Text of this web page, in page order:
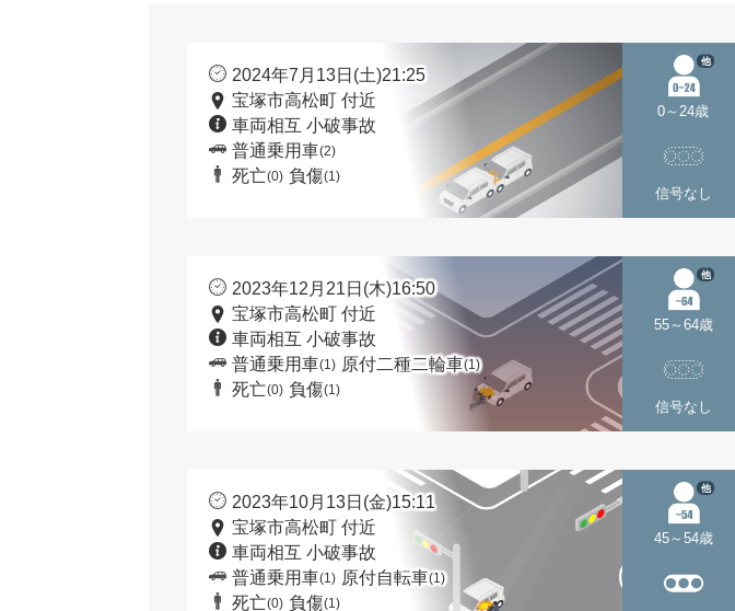
2024年7月13日(土)21:25
宝塚市高松町 付近
車両相互 小破事故
普通乗用車(2)
死亡(0) 負傷(1)
0～24歳
他
信号なし
2023年12月21日(木)16:50
宝塚市高松町 付近
車両相互 小破事故
普通乗用車(1) 原付二種二輪車(1)
死亡(0) 負傷(1)
55～64歳
他
信号なし
2023年10月13日(金)15:11
宝塚市高松町 付近
車両相互 小破事故
普通乗用車(1) 原付自転車(1)
死亡(0) 負傷(1)
45～54歳
他